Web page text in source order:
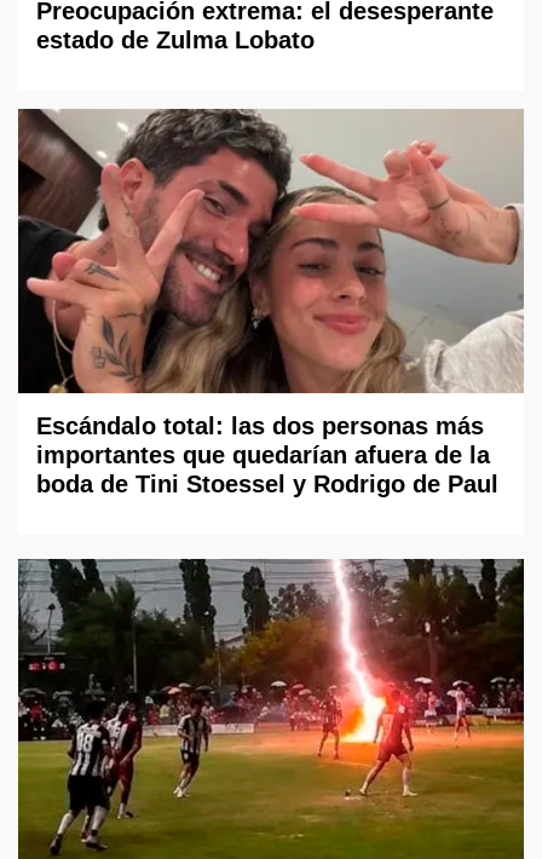
Preocupación extrema: el desesperante
estado de Zulma Lobato
Escándalo total: las dos personas más
importantes que quedarían afuera de la
boda de Tini Stoessel y Rodrigo de Paul